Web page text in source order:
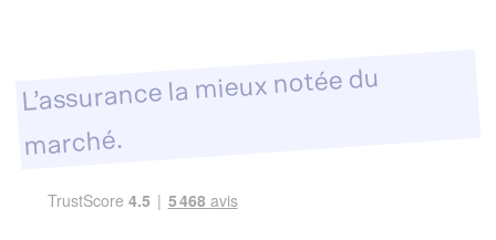
L’assurance la mieux notée du
marché.